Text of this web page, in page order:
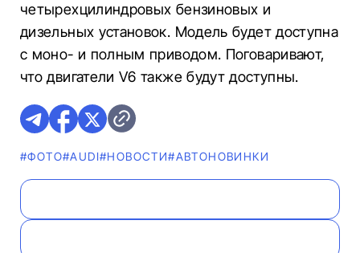
четырехцилиндровых бензиновых и
дизельных установок. Модель будет доступна
с моно- и полным приводом. Поговаривают,
что двигатели V6 также будут доступны.
#ФОТО#AUDI#НОВОСТИ#AВТОНОВИНКИ